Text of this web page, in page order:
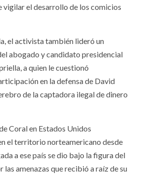
vigilar el desarrollo de los comicios
el activista también lideró un
abogado y candidato presidencial
a quien le cuestionó
en la defensa de David
de la captadora ilegal de dinero
Coral en Estados Unidos
el territorio norteamericano desde
a ese país se dio bajo la figura del
amenazas que recibió a raíz de su